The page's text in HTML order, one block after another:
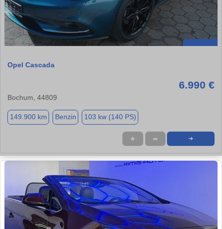
Opel Cascada
6.990 €
Bochum, 44809
149.900 km Benzin 103 kw (140 PS)
★ ➦ ➜